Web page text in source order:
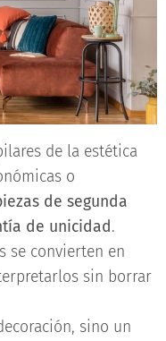
de la estética
o
de segunda
de unicidad.
se convierten en
sin borrar
sino un